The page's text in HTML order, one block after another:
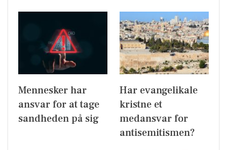
Mennesker har
ansvar for at tage
sandheden på sig
Har evangelikale
kristne et
medansvar for
antisemitismen?